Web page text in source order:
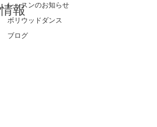
レッスンのお知らせ
ボリウッドダンス
ブログ
情報